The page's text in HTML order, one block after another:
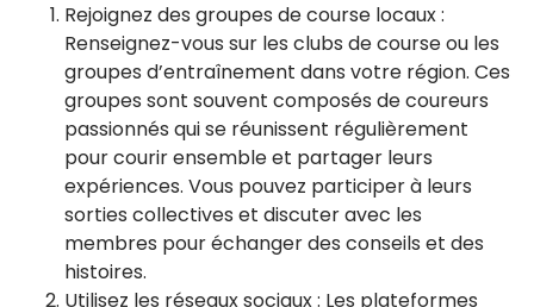
Rejoignez des groupes de course locaux :
Renseignez-vous sur les clubs de course ou les
groupes d’entraînement dans votre région. Ces
groupes sont souvent composés de coureurs
passionnés qui se réunissent régulièrement
pour courir ensemble et partager leurs
expériences. Vous pouvez participer à leurs
sorties collectives et discuter avec les
membres pour échanger des conseils et des
histoires.
Utilisez les réseaux sociaux : Les plateformes